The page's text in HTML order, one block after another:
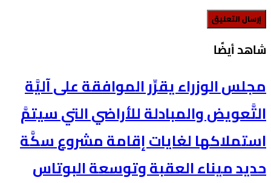
‫شاهد أيضًا‬
مجلس الوزراء يقرِّر الموافقة على آليَّة
التَّعويض والمبادلة للأراضي التي سيتمَّ
استملاكها لغايات إقامة مشروع سكَّة
حديد ميناء العقبة وتوسعة البوتاس